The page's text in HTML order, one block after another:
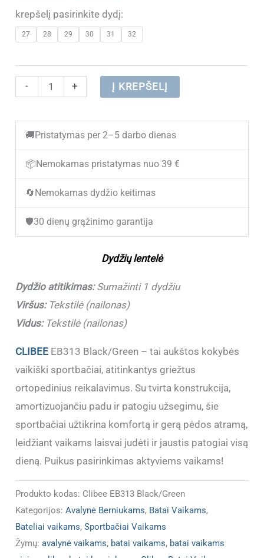
price
was:
€ 32.90.
price
is:
€ 19.80.
krepšelį pasirinkite dydį:
27 28 29 30 31 32
-
produkto
Sportbačiai
berniukams
Clibee
Black/Green
dydžiu)
+ Į KREPŠELĮ
🚚Pristatymas per 2–5 darbo dienas
📦Nemokamas pristatymas nuo 39 €
🔄Nemokamas dydžio keitimas
🛡️30 dienų grąžinimo garantija
Dydžių lentelė
Dydžio atitikimas:Sumažinti 1 dydžiu
Viršus:Tekstilė (nailonas)
Vidus:Tekstilė (nailonas)
CLIBEE EB313 Black/Green – tai aukštos kokybės
vaikiški sportbačiai, atitinkantys griežtus
ortopedinius reikalavimus. Su tvirta konstrukcija,
amortizuojančiu padu ir patogiu užsegimu, šie
sportbačiai užtikrina komfortą ir gerą pėdos atramą,
leidžiant vaikams laisvai judėti ir jaustis patogiai visą
dieną. Puikus pasirinkimas aktyviems vaikams!
Produkto kodas: Clibee EB313 Black/Green
Kategorijos:Avalynė Berniukams, Batai Vaikams,
Bateliai vaikams,Sportbačiai Vaikams
Žymų:avalynė vaikams, batai vaikams, batai vaikams